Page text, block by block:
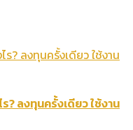
? ลงทุนครั้งเดียว ใช้งาน